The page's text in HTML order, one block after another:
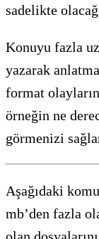
sadelikte
Konuyu fazla
yazarak
format
örneğin ne
görmenizi
Aşağıdaki
mb’den fazla